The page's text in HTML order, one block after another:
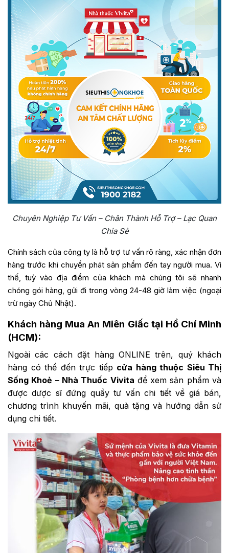
Chuyên Nghiệp Tư Vấn – Chân Thành Hỗ Trợ – Lạc Quan
Chia Sẻ
Chính sách của công ty là hỗ trợ tư vấn rõ ràng, xác nhận đơn
hàng trước khi chuyển phát sản phẩm đến tay người mua. Vì
thế, tuỳ vào địa điểm của khách mà chúng tôi sẽ nhanh
chóng gói hàng, gửi đi trong vòng 24-48 giờ làm việc (ngoại
trừ ngày Chủ Nhật).
Khách hàng Mua An Miên Giấc tại Hồ Chí Minh
(HCM):
Ngoài các cách đặt hàng ONLINE trên, quý khách
hàng có thể đến trực tiếp cửa hàng thuộc Siêu Thị
Sống Khoẻ – Nhà Thuốc Vivita để xem sản phẩm và
được dược sĩ đứng quầy tư vấn chi tiết về giá bán,
chương trình khuyến mãi, quà tặng và hướng dẫn sử
dụng chi tiết.